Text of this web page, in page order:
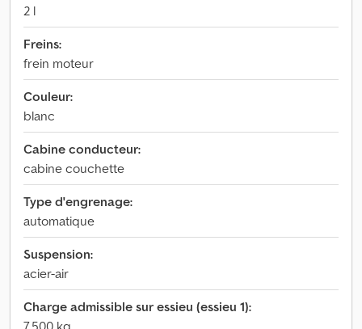
2 l
Freins:
frein moteur
Couleur:
blanc
Cabine conducteur:
cabine couchette
Type d'engrenage:
automatique
Suspension:
acier-air
Charge admissible sur essieu (essieu 1):
7 500 kg